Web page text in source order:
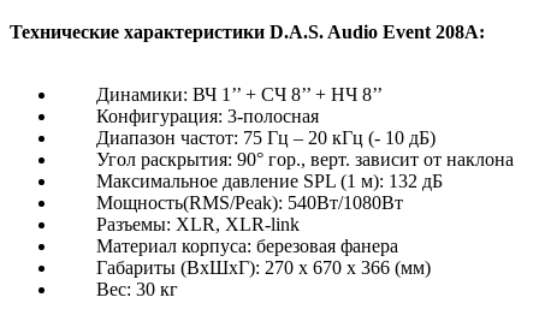
Технические характеристики D.A.S. Audio Event 208A:
Динамики: ВЧ 1’’ + СЧ 8’’ + НЧ 8’’
Конфигурация: 3-полосная
Диапазон частот: 75 Гц – 20 кГц (- 10 дБ)
Угол раскрытия: 90° гор., верт. зависит от наклона
Максимальное давление SPL (1 м): 132 дБ
Мощность(RMS/Peak): 540Вт/1080Вт
Разъемы: XLR, XLR-link
Материал корпуса: березовая фанера
Габариты (ВхШхГ): 270 x 670 x 366 (мм)
Вес: 30 кг